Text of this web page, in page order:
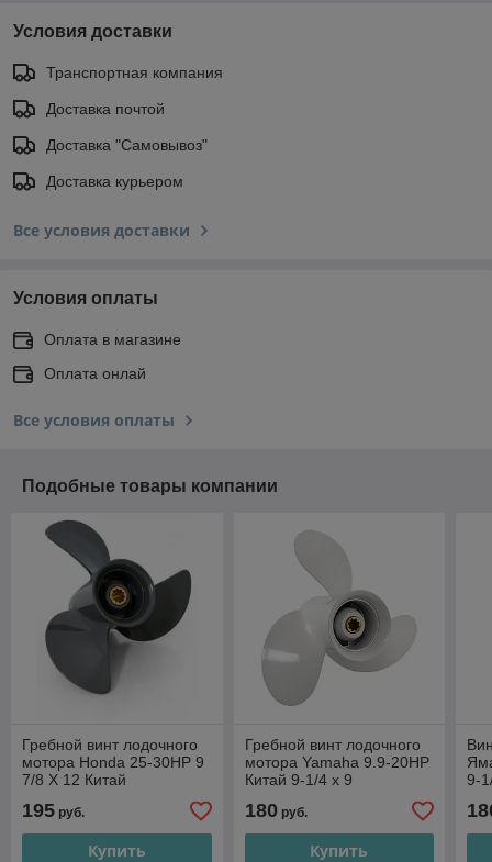
Условия доставки
Транспортная компания
Доставка почтой
Доставка "Самовывоз"
Доставка курьером
Все условия доставки
Условия оплаты
Оплата в магазине
Оплата онлай
Все условия оплаты
Подобные товары компании
Гребной винт лодочного
мотора Honda 25-30HP 9
7/8 X 12 Китай
195 руб.
Купить
Гребной винт лодочного
мотора Yamaha 9.9-20HP
Китай 9-1/4 х 9
180руб.
Купить
9-